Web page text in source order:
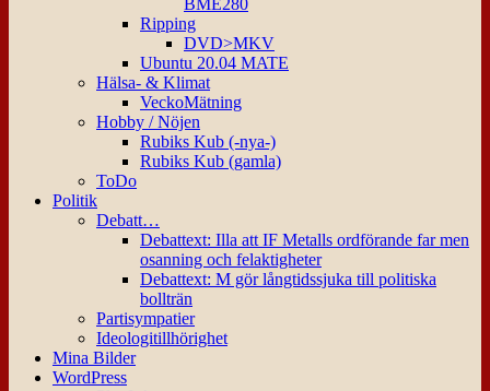
BME280
Ripping
DVD>MKV
Ubuntu 20.04 MATE
Hälsa- & Klimat
VeckoMätning
Hobby / Nöjen
Rubiks Kub (-nya-)
Rubiks Kub (gamla)
ToDo
Politik
Debatt…
Debattext: Illa att IF Metalls ordförande far men
osanning och felaktigheter
Debattext: M gör långtidssjuka till politiska
bollträn
Partisympatier
Ideologitillhörighet
Mina Bilder
WordPress